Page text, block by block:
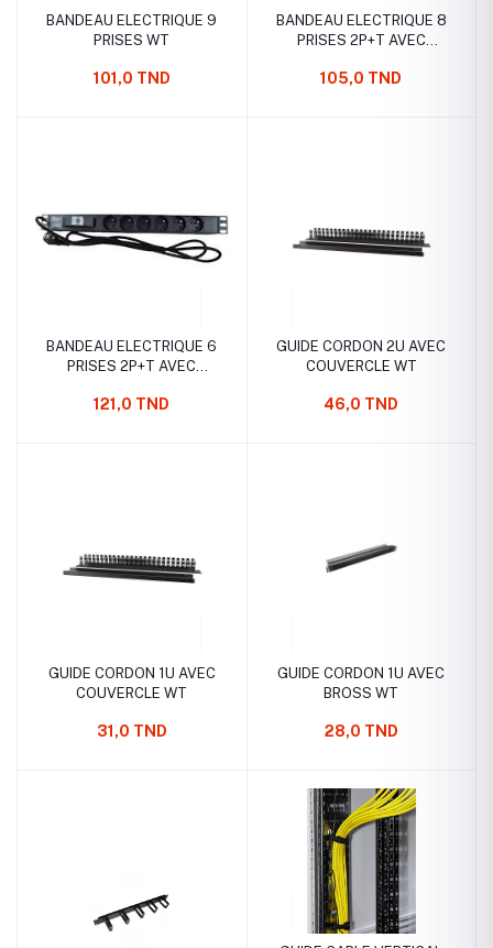
BANDEAU ELECTRIQUE 9
PRISES WT
101,0 TND
BANDEAU ELECTRIQUE 8
PRISES 2P+T AVEC
105,0 TND
BANDEAU ELECTRIQUE 6
PRISES 2P+T AVEC
121,0 TND
GUIDE CORDON 2U AVEC
COUVERCLE WT
46,0 TND
GUIDE CORDON 1U AVEC
COUVERCLE WT
31,0 TND
GUIDE CORDON 1U AVEC
BROSS WT
28,0 TND